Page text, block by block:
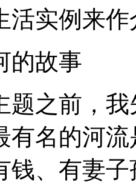
活实例来作
故事
之前，我
有名的河
钱、有妻